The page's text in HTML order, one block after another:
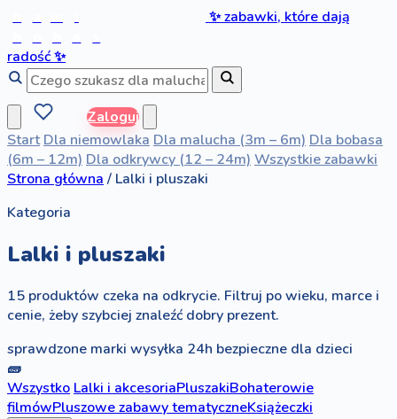
✨zabawki, które dają
radość✨
Zaloguj
Start Dla niemowlaka Dla malucha (3m – 6m) Dla bobasa
(6m – 12m) Dla odkrywcy (12 – 24m) Wszystkie zabawki
Strona główna / Lalki i pluszaki
Kategoria
Lalki i pluszaki
15 produktów czeka na odkrycie. Filtruj po wieku, marce i
cenie, żeby szybciej znaleźć dobry prezent.
sprawdzone marki wysyłka 24h bezpieczne dla dzieci
🧱
Wszystko Lalki i akcesoriaPluszakiBohaterowie
filmówPluszowe zabawy tematyczneKsiążeczki